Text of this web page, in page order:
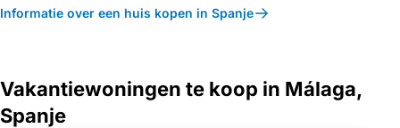
Informatie over een huis kopen in Spanje
Vakantiewoningen te koop in Málaga,
Spanje